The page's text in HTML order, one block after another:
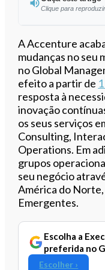
Clique para reproduzir
A Accenture
mudanças no seu
no Global
efeito a partir de
resposta à
inovação
os seus serviços
Consulting,
Operations. Em
grupos
seu negócio
América do
Emergentes.
Escolha a
preferida no
Escolher ›